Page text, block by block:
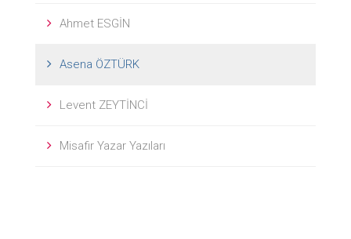
Ahmet ESGİN
Asena ÖZTÜRK
Levent ZEYTİNCİ
Misafir Yazar Yazıları